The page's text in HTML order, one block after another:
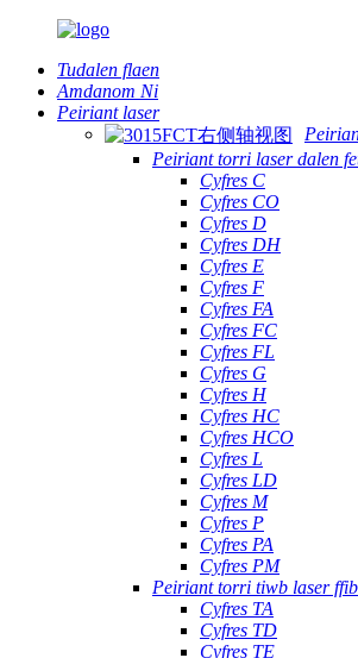
Tudalen flaen
Amdanom Ni
Peiriant laser
Peiriant torri laser dalen
Cyfres C
Cyfres CO
Cyfres D
Cyfres DH
Cyfres E
Cyfres F
Cyfres FA
Cyfres FC
Cyfres FL
Cyfres G
Cyfres H
Cyfres HC
Cyfres HCO
Cyfres L
Cyfres LD
Cyfres M
Cyfres P
Cyfres PA
Cyfres PM
Peiriant torri tiwb laser
Cyfres TA
Cyfres TD
Cyfres TE